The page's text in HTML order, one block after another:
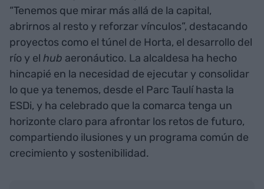
“Tenemos que mirar más allá de la capital,
abrirnos al resto y reforzar vínculos”, destacando
proyectos como el túnel de Horta, el desarrollo del
río y el hub aeronáutico. La alcaldesa ha hecho
hincapié en la necesidad de ejecutar y consolidar
lo que ya tenemos, desde el Parc Taulí hasta la
ESDi, y ha celebrado que la comarca tenga un
horizonte claro para afrontar los retos de futuro,
compartiendo ilusiones y un programa común de
crecimiento y sostenibilidad.